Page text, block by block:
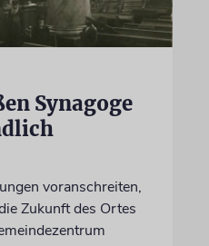
Synagoge
voranschreiten,
Zukunft des Ortes